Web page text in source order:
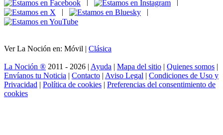
|
|
Ver La Noción en: Móvil | Clásica
La Noción ® 2011 - 2026 | Ayuda | Mapa del sitio | Quienes somos |
Envíanos tu Noticia | Contacto | Aviso Legal | Condiciones de Uso y
Privacidad | Política de cookies | Preferencias del consentimiento de
cookies